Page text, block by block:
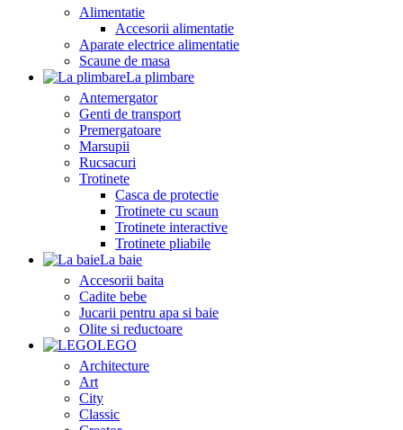
Alimentatie
Accesorii alimentatie
Aparate electrice alimentatie
Scaune de masa
La plimbare
Antemergator
Genti de transport
Premergatoare
Marsupii
Rucsacuri
Trotinete
Casca de protectie
Trotinete cu scaun
Trotinete interactive
Trotinete pliabile
La baie
Accesorii baita
Cadite bebe
Jucarii pentru apa si baie
Olite si reductoare
LEGO
Architecture
Art
City
Classic